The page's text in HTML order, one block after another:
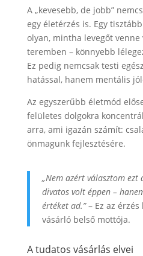
A „kevesebb, de jobb”
egy életérzés is. Egy
olyan, mintha levegőt
teremben – könnyebb
Ez pedig nemcsak testi
hatással, hanem mentális
Az egyszerűbb életmód
felületes dolgokra
arra, ami igazán számít:
önmagunk fejlesztésére.
„Nem azért választom
divatos volt éppen –
értéket ad.”– Ez az
vásárló belső mottója.
A tudatos vásárlás elvei